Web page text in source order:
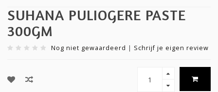
SUHANA PULIOGERE PASTE
300GM
Nog niet gewaardeerd | Schrijf je eigen review